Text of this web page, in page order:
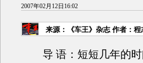
2007年02月12日16:02
来源：《车王》杂志 作者：程
导 语：短短几年的时